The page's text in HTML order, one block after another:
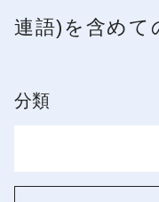
連語)を含めて
分類